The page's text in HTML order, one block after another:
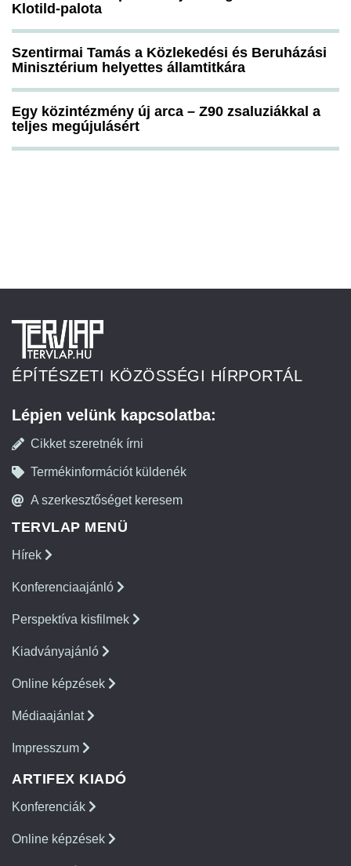
Klotild-palota
Szentirmai Tamás a Közlekedési és Beruházási
Minisztérium helyettes államtitkára
Egy közintézmény új arca – Z90 zsaluziákkal a
teljes megújulásért
ÉPÍTÉSZETI KÖZÖSSÉGI HÍRPORTÁL
Lépjen velünk kapcsolatba:
Cikket szeretnék írni
Termékinformációt küldenék
A szerkesztőséget keresem
TERVLAP MENÜ
Hírek
Konferenciaajánló
Perspektíva kisfilmek
Kiadványajánló
Online képzések
Médiaajánlat
Impresszum
ARTIFEX KIADÓ
Konferenciák
Online képzések